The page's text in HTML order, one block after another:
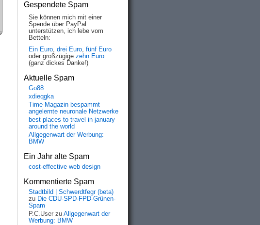
Gespendete Spam
Sie können mich mit einer
Spende über PayPal
unterstützen, ich lebe vom
Betteln:
Ein Euro, drei Euro, fünf Euro
oder großzügige zehn Euro
(ganz dickes Danke!)
Aktuelle Spam
Go88
xdieqgka
Time-Magazin bespammt
angelernte neuronale Netzwerke
best places to travel in january
around the world
Allgegenwart der Werbung:
BMW
Ein Jahr alte Spam
cost-effective web design
Kommentierte Spam
Stadtbild | Schwerdtfegr (beta)
zu Die CDU-SPD-FPD-Grünen-
Spam
P.C.User zu Allgegenwart der
Werbung: BMW